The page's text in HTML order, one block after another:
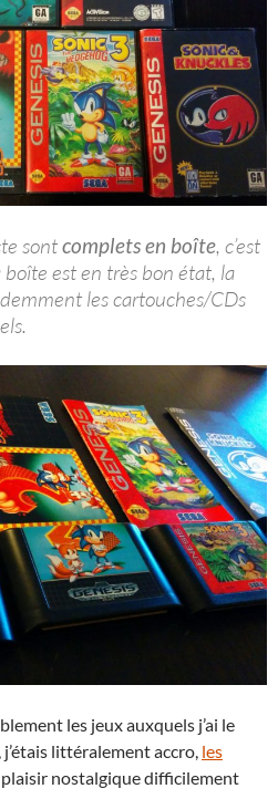
sontcomplets en boîte, c’est
est en très bon état, la
les cartouches/CDs
les jeux auxquels j’ai le
littéralement accro, les
nostalgique difficilement